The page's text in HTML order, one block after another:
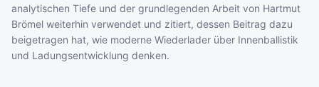
analytischen Tiefe und der grundlegenden Arbeit von Hartmut
Brömel weiterhin verwendet und zitiert, dessen Beitrag dazu
beigetragen hat, wie moderne Wiederlader über Innenballistik
und Ladungsentwicklung denken.